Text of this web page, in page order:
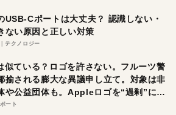
USB-Cポートは大丈夫？ 認識しない・
ない原因と正しい対策
テクノロジー
ている？ロゴを許さない。フルーツ警
揄される膨大な異議申し立て。対象は非
や公益団体も。Appleロゴを“過剰”に守
は
ート